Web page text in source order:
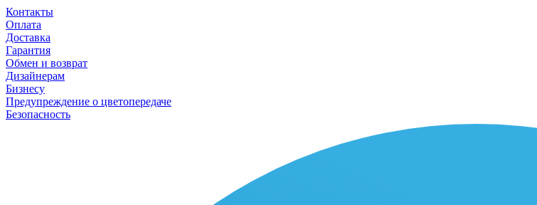
Контакты
Оплата
Доставка
Гарантия
Обмен и возврат
Дизайнерам
Бизнесу
Предупреждение о цветопередаче
Безопасность